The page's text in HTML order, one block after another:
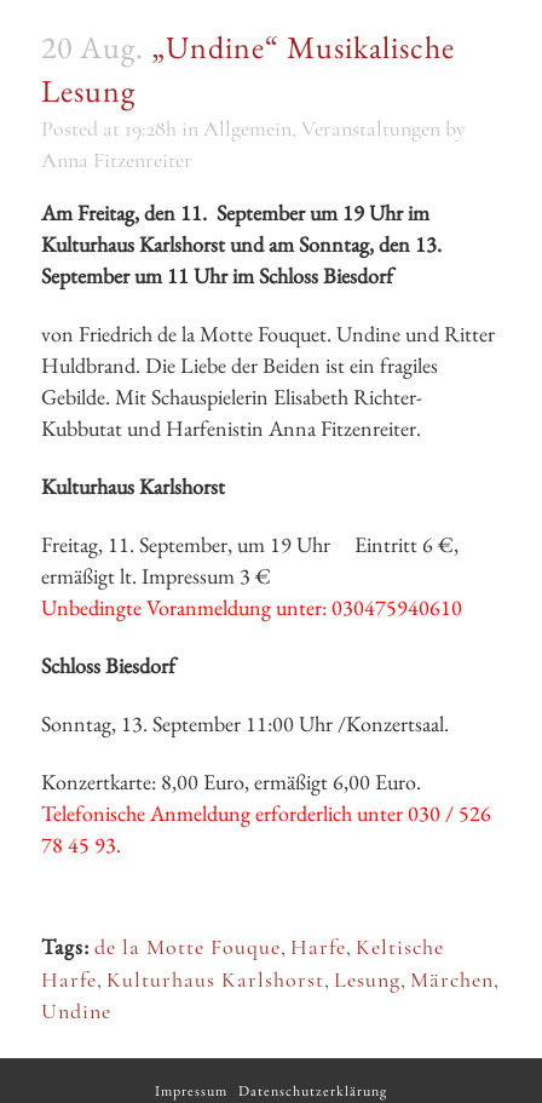
20 Aug. „Undine“ Musikalische
Lesung
Posted at 19:28h in Allgemein, Veranstaltungen by
Anna Fitzenreiter
Am Freitag, den 11. September um 19 Uhr im
Kulturhaus Karlshorst und am Sonntag, den 13.
September um 11 Uhr im Schloss Biesdorf
von Friedrich de la Motte Fouquet. Undine und Ritter
Huldbrand. Die Liebe der Beiden ist ein fragiles
Gebilde. Mit Schauspielerin Elisabeth Richter-
Kubbutat und Harfenistin Anna Fitzenreiter.
Kulturhaus Karlshorst
Freitag, 11. September, um 19 Uhr Eintritt 6 €,
ermäßigt lt. Impressum 3 €
Unbedingte Voranmeldung unter: 030475940610
Schloss Biesdorf
Sonntag, 13. September 11:00 Uhr /Konzertsaal.
Konzertkarte: 8,00 Euro, ermäßigt 6,00 Euro.
Telefonische Anmeldung erforderlich unter 030 / 526
78 45 93.
Tags: de la Motte Fouque, Harfe, Keltische
Harfe, Kulturhaus Karlshorst, Lesung, Märchen,
Undine
Impressum Datenschutzerklärung